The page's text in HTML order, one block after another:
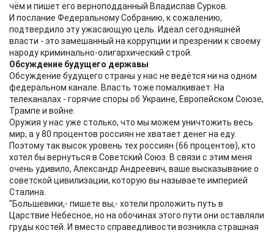
чём и пишет его верноподданный Владислав Сурков.
И послание Федеральному Собранию, к сожалению,
подтвердило эту ужасающую цель. Идеал сегодняшней
власти - это замешанный на коррупции и презрении к своему
народу криминально-олигархический строй.
Обсуждение будущего державы
Обсуждение будущего страны у нас не ведётся ни на одном
федеральном канале. Власть тоже помалкивает. На
телеканалах - горячие споры об Украине, Европейском Союзе,
Трампе и войне.
Оружия у нас уже столько, что мы можем уничтожить весь
мир, а у 80 процентов россиян не хватает денег на еду.
Поэтому так высок уровень тех россиян (66 процентов), кто
хотел бы вернуться в Советский Союз. В связи с этим меня
очень удивило, Александр Андреевич, ваше высказывание о
советской цивилизации, которую вы называете империей
Сталина.
"Большевики,- пишете вы,- хотели проложить путь в
Царствие Небесное, но на обочинах этого пути они оставляли
груды костей. И вместо справедливости возникла страшная